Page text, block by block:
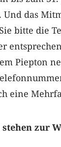
Und das
bitte die
Piepton
eine
zur